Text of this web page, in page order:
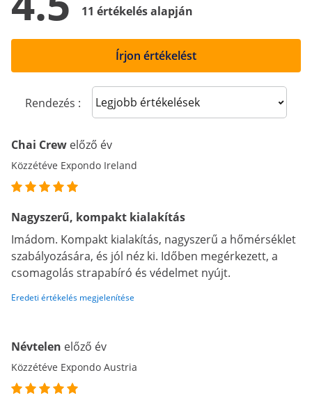
11 értékelés alapján
Írjon értékelést
Rendezés : Sort reviews
Chai Crew előző év
Közzétéve Expondo Ireland
Nagyszerű, kompakt kialakítás
Imádom. Kompakt kialakítás, nagyszerű a hőmérséklet
szabályozására, és jól néz ki. Időben megérkezett, a
csomagolás strapabíró és védelmet nyújt.
Eredeti értékelés megjelenítése
Névtelen előző év
Közzétéve Expondo Austria